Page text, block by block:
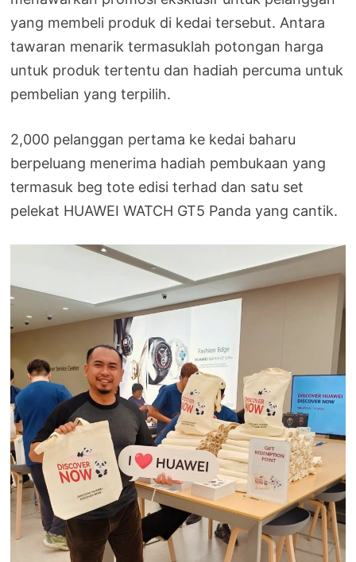
yang membeli produk di kedai tersebut. Antara
tawaran menarik termasuklah potongan harga
untuk produk tertentu dan hadiah percuma untuk
pembelian yang terpilih.
2,000 pelanggan pertama ke kedai baharu
berpeluang menerima hadiah pembukaan yang
termasuk beg tote edisi terhad dan satu set
pelekat HUAWEI WATCH GT5 Panda yang cantik.